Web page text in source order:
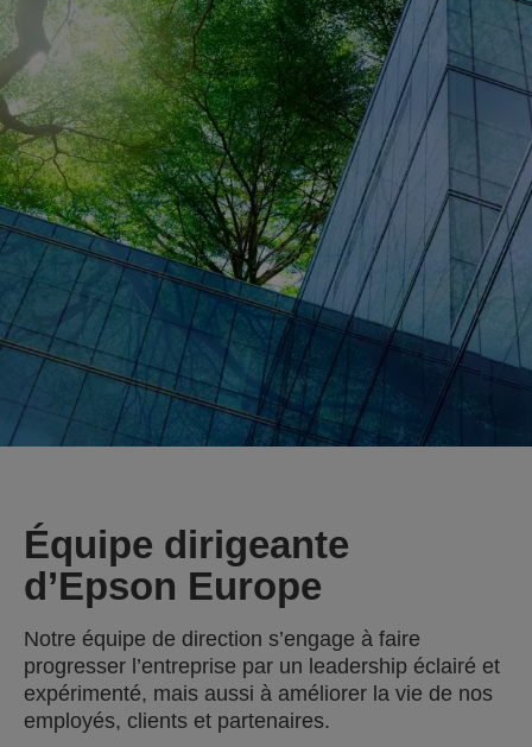
Équipe dirigeante
d’Epson Europe
Notre équipe de direction s’engage à faire
progresser l’entreprise par un leadership éclairé et
expérimenté, mais aussi à améliorer la vie de nos
employés, clients et partenaires.